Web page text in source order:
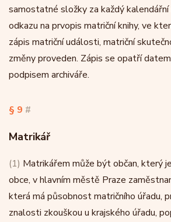
samostatné složky za každý kalendářní
odkazu na prvopis matriční knihy, ve
zápis matriční události, matriční
změny proveden. Zápis se opatří
podpisem archiváře.
§ 9 #
Matrikář
(1) Matrikářem může být občan, který
obce, v hlavním městě Praze
která má působnost matričního úřadu,
znalosti zkouškou u krajského úřadu,